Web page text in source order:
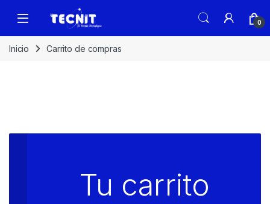
0
Inicio Carrito de compras
Tu carrito